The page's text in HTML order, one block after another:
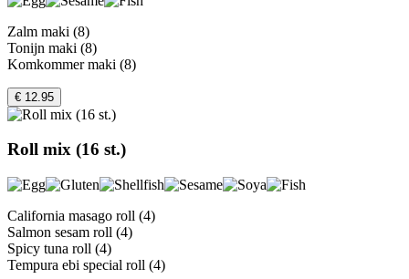
Zalm maki (8)
Tonijn maki (8)
Komkommer maki (8)
€ 12.95
Roll mix (16 st.)
California masago roll (4)
Salmon sesam roll (4)
Spicy tuna roll (4)
Tempura ebi special roll (4)